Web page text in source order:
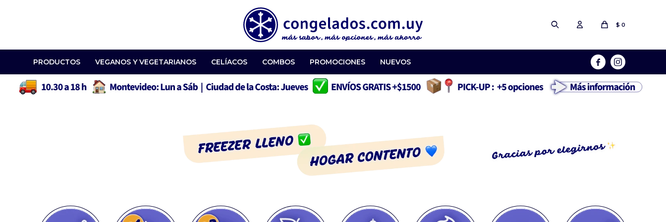
PRODUCTOS VEGANOS Y VEGETARIANOS CELÍACOS COMBOS PROMOCIONES NUEVOS
$ 0
 